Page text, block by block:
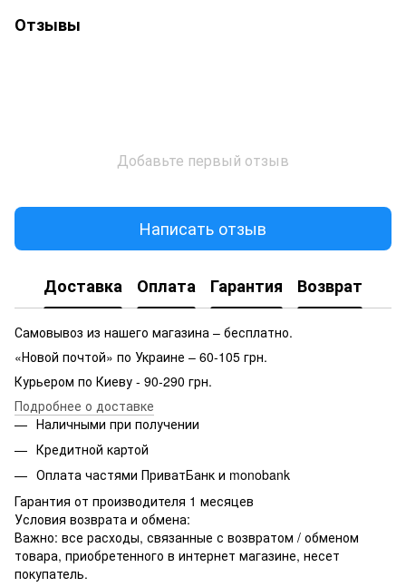
Отзывы
Добавьте первый отзыв
Написать отзыв
Доставка Оплата Гарантия Возврат
Самовывоз из нашего магазина – бесплатно.
«Новой почтой» по Украине – 60-105 грн.
Курьером по Киеву - 90-290 грн.
Подробнее о доставке
Наличными при получении
Кредитной картой
Оплата частями ПриватБанк и monobank
Гарантия от производителя 1 месяцев
Условия возврата и обмена:
Важно: все расходы, связанные с возвратом / обменом
товара, приобретенного в интернет магазине, несет
покупатель.